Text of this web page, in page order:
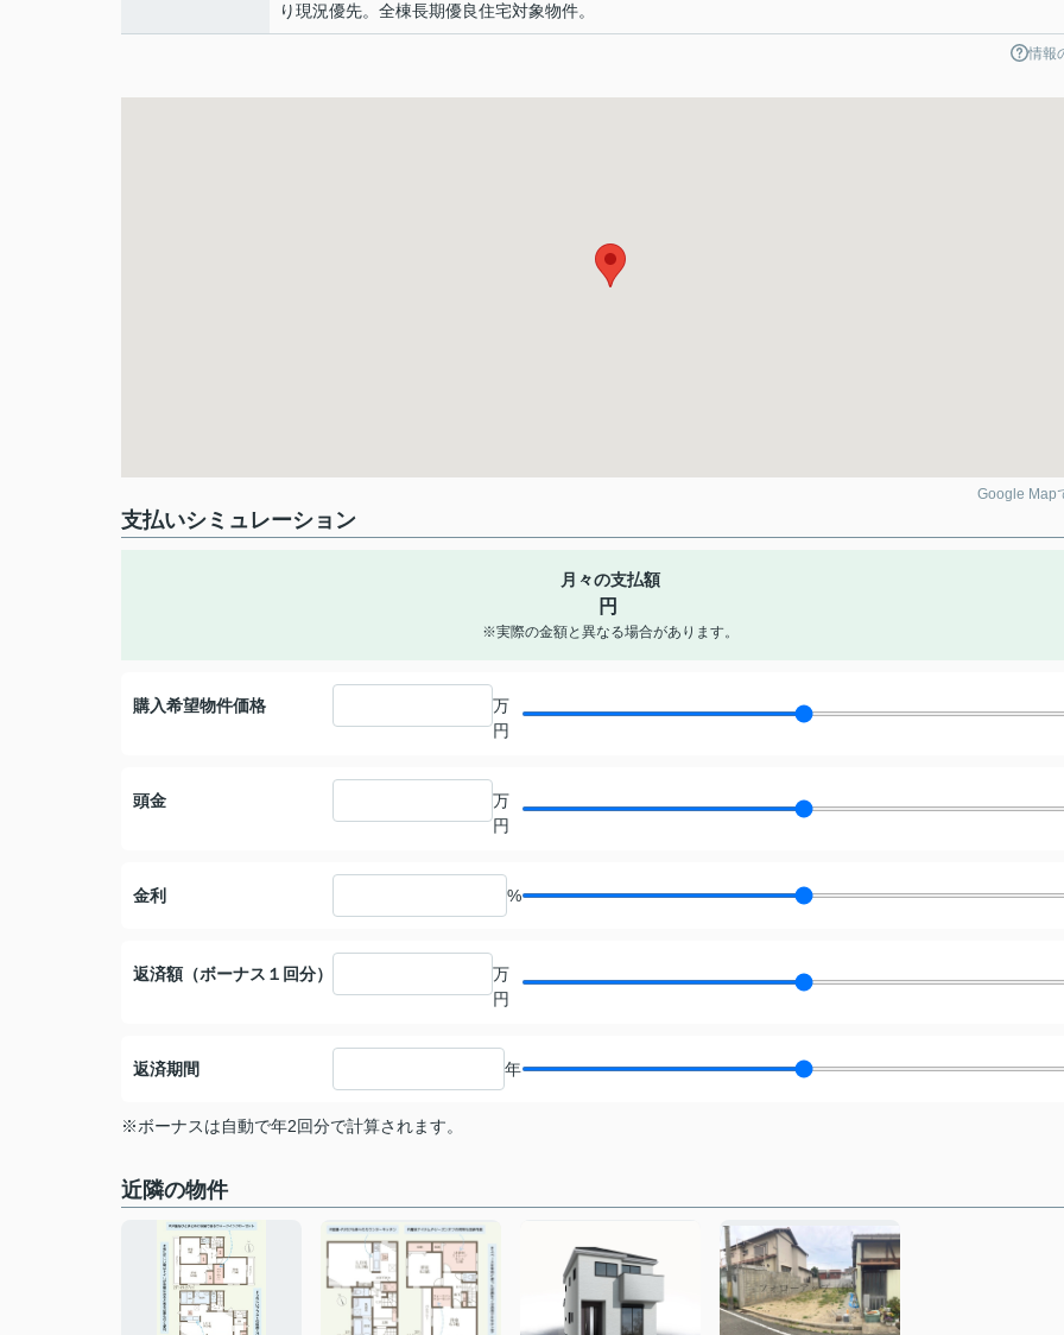
り現況優先。全棟長期優良住宅対象物件。
情報
Google Map
支払いシミュレーション
月々の支払額
円
※実際の金額と異なる場合があります。
購入希望物件価格
万
円
頭金
万
円
金利 %
返済額（ボーナス１回分）
万
円
返済期間 年
※ボーナスは自動で年2回分で計算されます。
近隣の物件